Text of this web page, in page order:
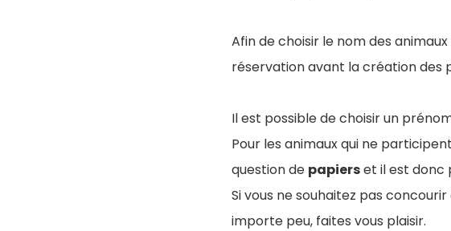
Afin de choisir le nom des
réservation avant la création des
Il est possible de choisir un
Pour les animaux qui ne
question de papierset il est donc
Si vous ne souhaitez pas
importe peu, faites vous plaisir.